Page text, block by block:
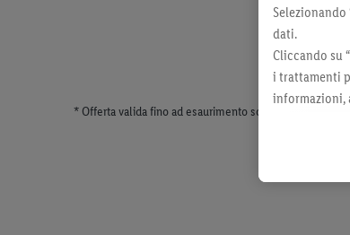
* Offerta valida fino ad esaurimento scorte. Tutti i
dati.
Cliccando su
i trattamenti
informazioni,